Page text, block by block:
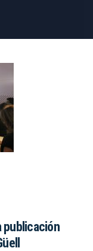
publicación